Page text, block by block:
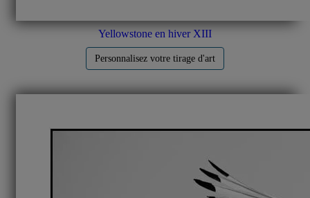
Yellowstone en hiver XIII
Personnalisez votre tirage d'art